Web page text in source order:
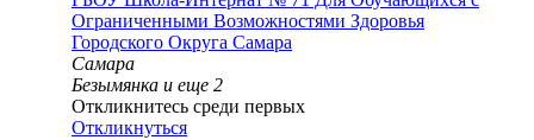
Ограниченными Возможностями Здоровья
Городского Округа Самара
Самара
Безымянка и еще 2
Откликнитесь среди первых
Откликнуться